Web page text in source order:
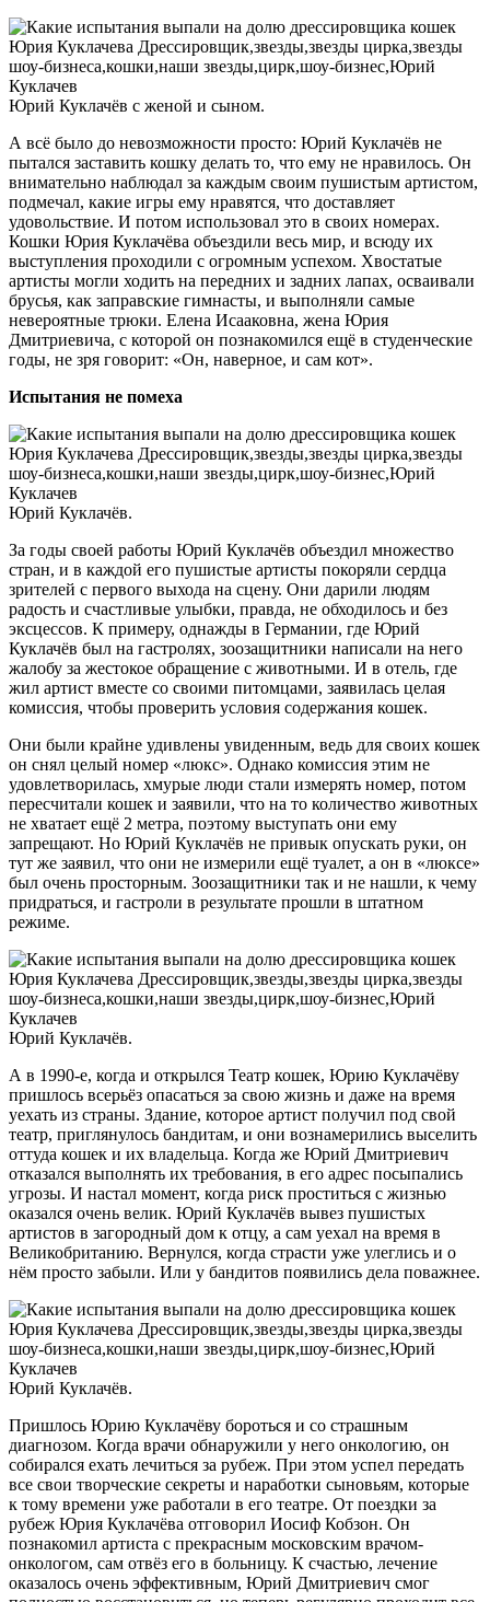
Юрий Куклачёв с женой и сыном.
А всё было до невозможности просто: Юрий Куклачёв не
пытался заставить кошку делать то, что ему не нравилось. Он
внимательно наблюдал за каждым своим пушистым артистом,
подмечал, какие игры ему нравятся, что доставляет
удовольствие. И потом использовал это в своих номерах.
Кошки Юрия Куклачёва объездили весь мир, и всюду их
выступления проходили с огромным успехом. Хвостатые
артисты могли ходить на передних и задних лапах, осваивали
брусья, как заправские гимнасты, и выполняли самые
невероятные трюки. Елена Исааковна, жена Юрия
Дмитриевича, с которой он познакомился ещё в студенческие
годы, не зря говорит: «Он, наверное, и сам кот».
Испытания не помеха
Юрий Куклачёв.
За годы своей работы Юрий Куклачёв объездил множество
стран, и в каждой его пушистые артисты покоряли сердца
зрителей с первого выхода на сцену. Они дарили людям
радость и счастливые улыбки, правда, не обходилось и без
эксцессов. К примеру, однажды в Германии, где Юрий
Куклачёв был на гастролях, зоозащитники написали на него
жалобу за жестокое обращение с животными. И в отель, где
жил артист вместе со своими питомцами, заявилась целая
комиссия, чтобы проверить условия содержания кошек.
Они были крайне удивлены увиденным, ведь для своих кошек
он снял целый номер «люкс». Однако комиссия этим не
удовлетворилась, хмурые люди стали измерять номер, потом
пересчитали кошек и заявили, что на то количество животных
не хватает ещё 2 метра, поэтому выступать они ему
запрещают. Но Юрий Куклачёв не привык опускать руки, он
тут же заявил, что они не измерили ещё туалет, а он в «люксе»
был очень просторным. Зоозащитники так и не нашли, к чему
придраться, и гастроли в результате прошли в штатном
режиме.
Юрий Куклачёв.
А в 1990-е, когда и открылся Театр кошек, Юрию Куклачёву
пришлось всерьёз опасаться за свою жизнь и даже на время
уехать из страны. Здание, которое артист получил под свой
театр, приглянулось бандитам, и они вознамерились выселить
оттуда кошек и их владельца. Когда же Юрий Дмитриевич
отказался выполнять их требования, в его адрес посыпались
угрозы. И настал момент, когда риск проститься с жизнью
оказался очень велик. Юрий Куклачёв вывез пушистых
артистов в загородный дом к отцу, а сам уехал на время в
Великобританию. Вернулся, когда страсти уже улеглись и о
нём просто забыли. Или у бандитов появились дела поважнее.
Юрий Куклачёв.
Пришлось Юрию Куклачёву бороться и со страшным
диагнозом. Когда врачи обнаружили у него онкологию, он
собирался ехать лечиться за рубеж. При этом успел передать
все свои творческие секреты и наработки сыновьям, которые
к тому времени уже работали в его театре. От поездки за
рубеж Юрия Куклачёва отговорил Иосиф Кобзон. Он
познакомил артиста с прекрасным московским врачом-
онкологом, сам отвёз его в больницу. К счастью, лечение
оказалось очень эффективным, Юрий Дмитриевич смог